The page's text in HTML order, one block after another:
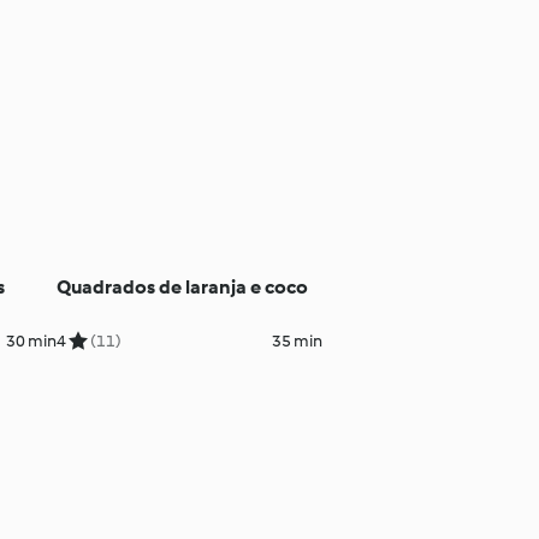
30 min
Quadrados de laranja e coco
4 (11) 35 min